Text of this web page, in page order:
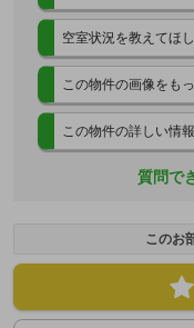
空室状況を教えてほ
この物件の画像をも
この物件の詳しい情
質問で
このお